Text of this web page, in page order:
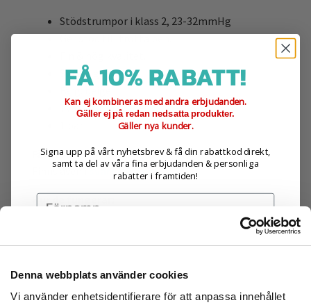
Denna webbplats använder cookies
Vi använder enhetsidentifierare för att anpassa innehållet
Stödstrumpor i klass 2, 23-32mmHg
Ger stöd till trötta ben.
Slittåliga.
Färg: beige
Tvättas i 30 grader.
Färgval:
Finns även isvart färg här.
Hur de fungerar:
Kompressionsstrumporna minskar svullnad i ben
tack vare bättre lymfcirkulation och förbättrar
normal funktion. Stödstrumporna avlastar trycket
och låter blodet flöda, detta förlopp hjälper
FÅ 10% RABATT!
Kan ej kombineras med andra erbjudanden.
Gäller ej på redan nedsatta produkter.
Gäller nya kunder.
Signa upp på vårt nyhetsbrev & få din rabattkod direkt,
samt ta del av våra fina erbjudanden & personliga
rabatter i framtiden!
Prenumerera